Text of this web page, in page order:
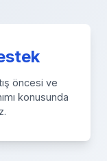
öncesi ve
konusunda